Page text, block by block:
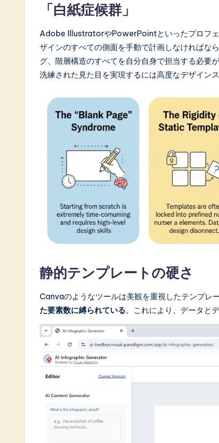
w
「白紙症候群」
Adobe IllustratorやPowerPointといったプロフェ
ザインのすべての側面を手動で計画しなければな
グ、階層構造のすべてを自分自身で担当する必要
洗練された見た目を実現するには高度なデザイン
静的テンプレートの硬さ
Canvaのようなツールは美観を重視したテンプレ
た要素数に縛られている。これにより、データと